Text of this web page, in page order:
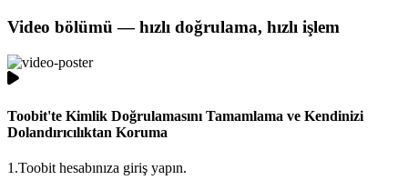
Video bölümü — hızlı doğrulama, hızlı işlem
Toobit'te Kimlik Doğrulamasını Tamamlama ve Kendinizi
Dolandırıcılıktan Koruma
1.Toobit hesabınıza giriş yapın.